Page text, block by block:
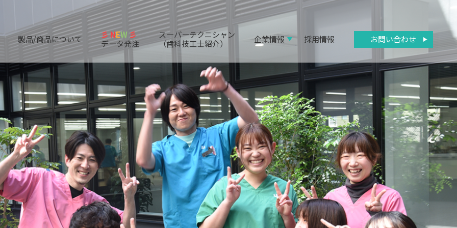
製品/商品について 彡 NEW彡
データ発注
スーパーテクニシャン
（歯科技工士紹介）
企業情報 採用情報 お問い合わせ